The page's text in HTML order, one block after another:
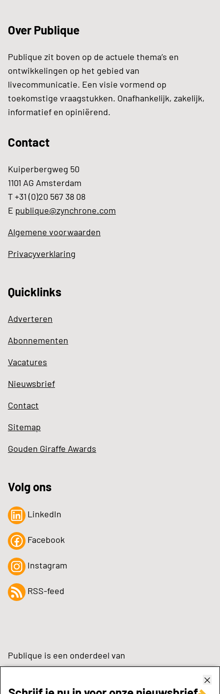
Over Publique
Publique zit boven op de actuele thema’s en
ontwikkelingen op het gebied van
livecommunicatie. Een visie vormend op
toekomstige vraagstukken. Onafhankelijk, zakelijk,
informatief en opiniërend.
Contact
Kuiperbergweg 50
1101 AG Amsterdam
T +31 (0)20 567 38 08
E publique@zynchrone.com
Algemene voorwaarden
Privacyverklaring
Quicklinks
Adverteren
Abonnementen
Vacatures
Nieuwsbrief
Contact
Sitemap
Gouden Giraffe Awards
Volg ons
LinkedIn
Facebook
Instagram
RSS-feed
Publique is een onderdeel van